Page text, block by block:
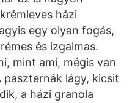
házi
egy olyan fogás,
és izgalmas.
mint ami, mégis van
paszternák lágy, kicsit
a házi granola